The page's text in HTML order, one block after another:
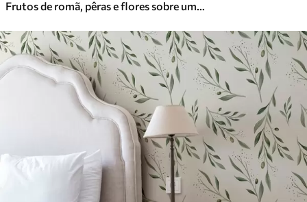
Vinil Premium
65.0039.00€/m²
Frutos de romã, pêras e flores sobre um fundo verde claro